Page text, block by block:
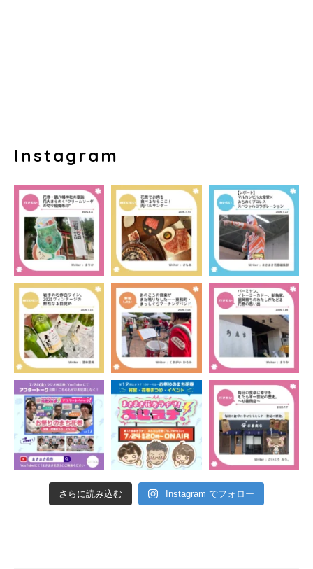
Instagram
さらに読み込む Instagram でフォロー